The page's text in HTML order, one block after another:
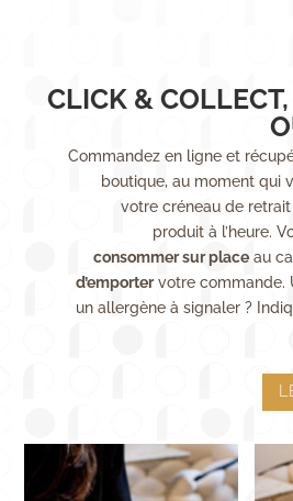
CLICK &
Commandez en ligne et
boutique, au moment qui
votre créneau de
produit à l’heure.
consommer sur placeau
d’emportervotre commande.
un allergène à signaler ?